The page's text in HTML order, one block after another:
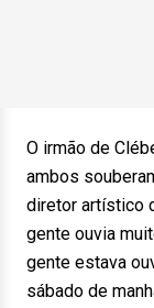
O irmão de
ambos
diretor artístico
gente ouvia
gente estava
sábado de